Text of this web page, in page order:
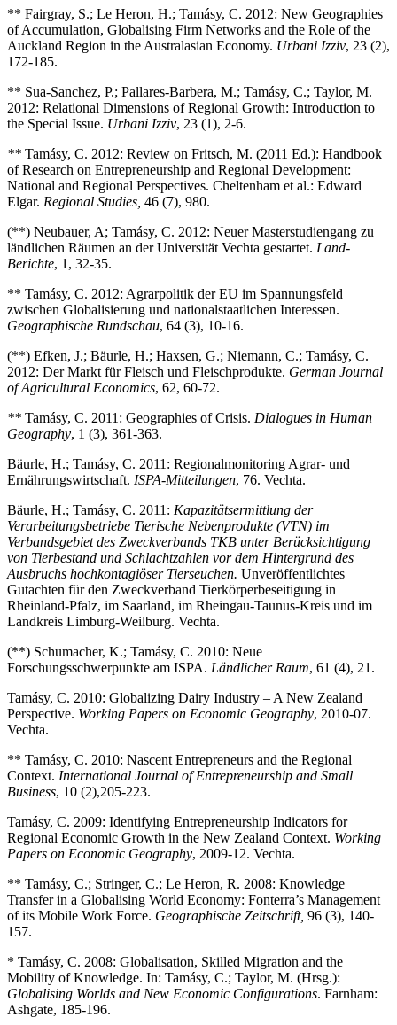
** Fairgray, S.; Le Heron, H.; Tamásy, C. 2012: New Geographies
of Accumulation, Globalising Firm Networks and the Role of the
Auckland Region in the Australasian Economy. Urbani Izziv, 23 (2),
172-185.
** Sua-Sanchez, P.; Pallares-Barbera, M.; Tamásy, C.; Taylor, M.
2012: Relational Dimensions of Regional Growth: Introduction to
the Special Issue. Urbani Izziv, 23 (1), 2-6.
** Tamásy, C. 2012: Review on Fritsch, M. (2011 Ed.): Handbook
of Research on Entrepreneurship and Regional Development:
National and Regional Perspectives. Cheltenham et al.: Edward
Elgar. Regional Studies, 46 (7), 980.
(**) Neubauer, A; Tamásy, C. 2012: Neuer Masterstudiengang zu
ländlichen Räumen an der Universität Vechta gestartet. Land-
Berichte, 1, 32-35.
** Tamásy, C. 2012: Agrarpolitik der EU im Spannungsfeld
zwischen Globalisierung und nationalstaatlichen Interessen.
Geographische Rundschau, 64 (3), 10-16.
(**) Efken, J.; Bäurle, H.; Haxsen, G.; Niemann, C.; Tamásy, C.
2012: Der Markt für Fleisch und Fleischprodukte. German Journal
of Agricultural Economics, 62, 60-72.
** Tamásy, C. 2011: Geographies of Crisis. Dialogues in Human
Geography, 1 (3), 361-363.
Bäurle, H.; Tamásy, C. 2011: Regionalmonitoring Agrar- und
Ernährungswirtschaft. ISPA-Mitteilungen, 76. Vechta.
Bäurle, H.; Tamásy, C. 2011: Kapazitätsermittlung der
Verarbeitungsbetriebe Tierische Nebenprodukte (VTN) im
Verbandsgebiet des Zweckverbands TKB unter Berücksichtigung
von Tierbestand und Schlachtzahlen vor dem Hintergrund des
Ausbruchs hochkontagiöser Tierseuchen. Unveröffentlichtes
Gutachten für den Zweckverband Tierkörperbeseitigung in
Rheinland-Pfalz, im Saarland, im Rheingau-Taunus-Kreis und im
Landkreis Limburg-Weilburg. Vechta.
(**) Schumacher, K.; Tamásy, C. 2010: Neue
Forschungsschwerpunkte am ISPA. Ländlicher Raum, 61 (4), 21.
Tamásy, C. 2010: Globalizing Dairy Industry – A New Zealand
Perspective. Working Papers on Economic Geography, 2010-07.
Vechta.
** Tamásy, C. 2010: Nascent Entrepreneurs and the Regional
Context. International Journal of Entrepreneurship and Small
Business, 10 (2),205-223.
Tamásy, C. 2009: Identifying Entrepreneurship Indicators for
Regional Economic Growth in the New Zealand Context. Working
Papers on Economic Geography, 2009-12. Vechta.
** Tamásy, C.; Stringer, C.; Le Heron, R. 2008: Knowledge
Transfer in a Globalising World Economy: Fonterra’s Management
of its Mobile Work Force. Geographische Zeitschrift, 96 (3), 140-
157.
* Tamásy, C. 2008: Globalisation, Skilled Migration and the
Mobility of Knowledge. In: Tamásy, C.; Taylor, M. (Hrsg.):
Globalising Worlds and New Economic Configurations. Farnham:
Ashgate, 185-196.